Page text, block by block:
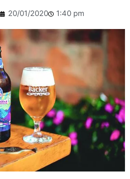
20/01/2020 1:40 pm